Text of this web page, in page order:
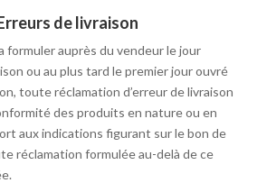
de livraison
formuler auprès du vendeur le jour
ou au plus tard le premier jour ouvré
toute réclamation d’erreur de livraison
des produits en nature ou en
aux indications figurant sur le bon de
réclamation formulée au-delà de ce